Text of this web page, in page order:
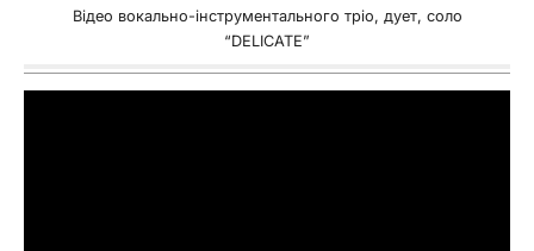
Відео вокально-інструментального тріо, дует, соло
“DELICATE”